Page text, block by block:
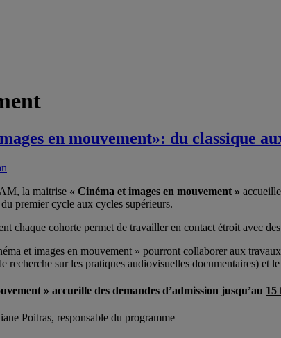
en mouvement»: du classique
la maitrise « Cinéma et images en mouvement »
premier cycle aux cycles supérieurs.
chaque cohorte permet de travailler en contact étroit avec
et images en mouvement » pourront collaborer aux
recherche sur les pratiques audiovisuelles documentaires) et le
» accueille des demandes d’admission jusqu’au 15
Poitras, responsable du programme